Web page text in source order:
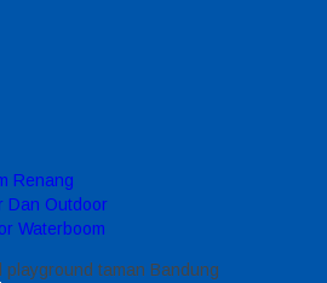
Renang
Dan Outdoor
Waterboom
playground taman Bandung